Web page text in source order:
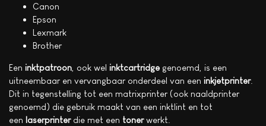
Canon
Epson
Lexmark
Brother
Een inktpatroon , ook wel inktcartridge genoemd, is een
uitneembaar en vervangbaar onderdeel van een inkjetprinter.
Dit in tegenstelling tot een matrixprinter (ook naaldprinter
genoemd) die gebruik maakt van een inktlint en tot
een laserprinterdie met een tonerwerkt.